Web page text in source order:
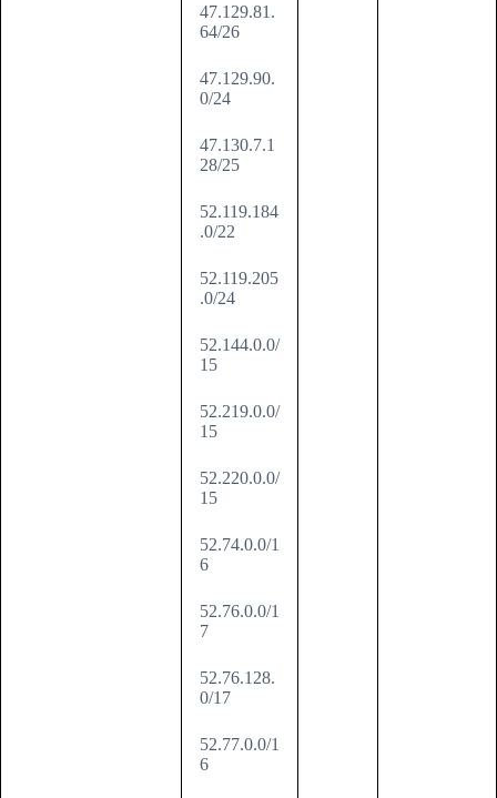
47.129.81.
64/26
47.129.90.
0/24
47.130.7.1
28/25
52.119.184
.0/22
52.119.205
.0/24
52.144.0.0/
15
52.219.0.0/
15
52.220.0.0/
15
52.74.0.0/1
6
52.76.0.0/1
7
52.76.128.
0/17
52.77.0.0/1
6